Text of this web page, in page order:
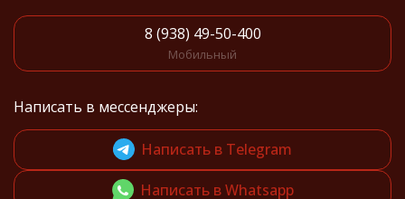
8 (938) 49-50-400
Мобильный
Написать в мессенджеры:
Написать в Telegram
Написать в Whatsapp